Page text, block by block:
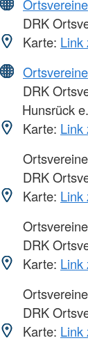
Ortsvereine
DRK
Karte: Link
Ortsvereine
DRK
Hunsrück
Karte: Link
Ortsvereine
DRK
Karte: Link
Ortsvereine
DRK
Karte: Link
Ortsvereine
DRK
Karte: Link